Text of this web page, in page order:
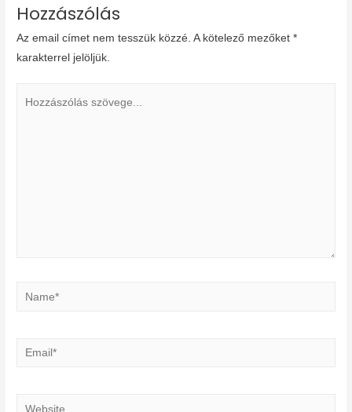
Hozzászólás
Az email címet nem tesszük közzé. A kötelező mezőket*
karakterrel jelöljük.
Name*
Email*
Website